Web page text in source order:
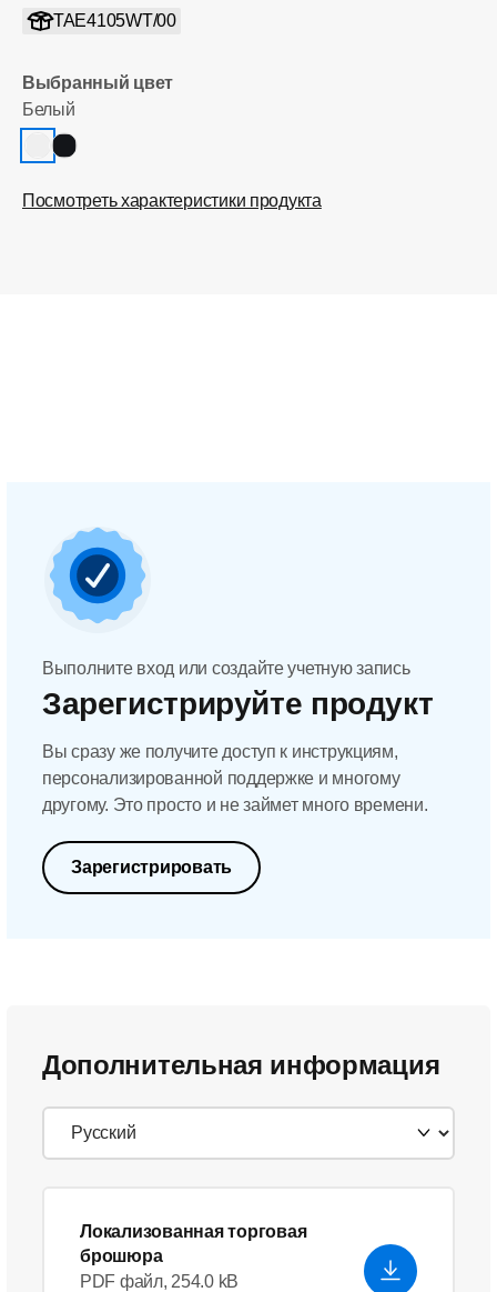
TAE4105WT/00
Выбранный цвет
Белый
Посмотреть характеристики продукта
Выполните вход или создайте учетную запись
Зарегистрируйте продукт
Вы сразу же получите доступ к инструкциям,
персонализированной поддержке и многому
другому. Это просто и не займет много времени.
Зарегистрировать
Дополнительная информация
Локализованная торговая
брошюра
PDF файл, 254.0 kB